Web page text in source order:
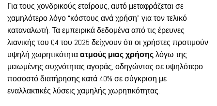
Για τους χονδρικούς εταίρους, αυτό μεταφράζεται σε
χαμηλότερο λόγο “κόστους ανά χρήση” για τον τελικό
καταναλωτή. Τα εμπειρικά δεδομένα από τις έρευνες
λιανικής του Q4 του 2025 δείχνουν ότι οι χρήστες προτιμούν
υψηλή χωρητικότηταατμούς μιας χρήσηςλόγω της
μειωμένης συχνότητας αγοράς, οδηγώντας σε υψηλότερο
ποσοστό διατήρησης κατά 40% σε σύγκριση με
εναλλακτικές λύσεις χαμηλής χωρητικότητας.